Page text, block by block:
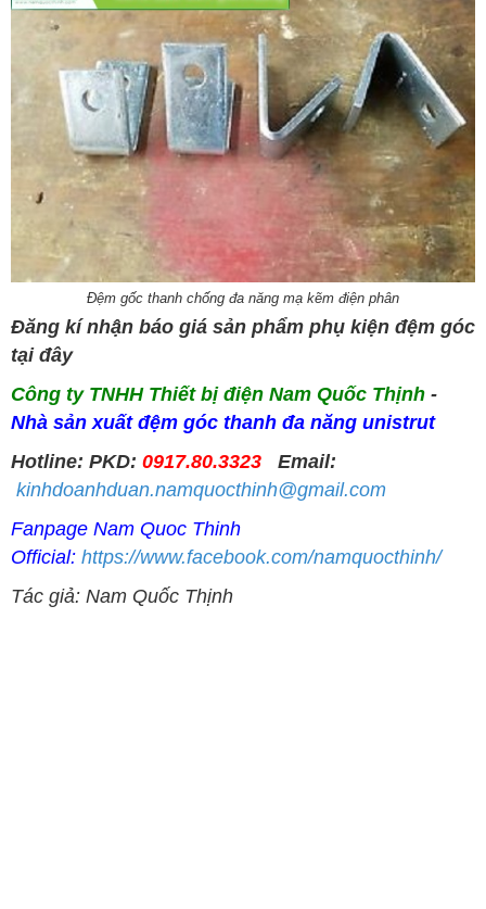
Đệm gốc thanh chống đa năng mạ kẽm điện phân
Đăng kí nhận báo giá sản phẩm phụ kiện đệm góc
tại đây
Công ty TNHH Thiết bị điện Nam Quốc Thịnh -
Nhà sản xuất đệm góc thanh đa năng unistrut
Hotline: PKD: 0917.80.3323 Email:
kinhdoanhduan.namquocthinh@gmail.com
Fanpage Nam Quoc Thinh
Official: https://www.facebook.com/namquocthinh/
Tác giả: Nam Quốc Thịnh